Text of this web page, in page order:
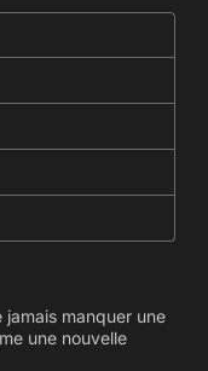
manquer une
une nouvelle